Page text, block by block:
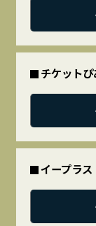
チケットぴ
イープラス